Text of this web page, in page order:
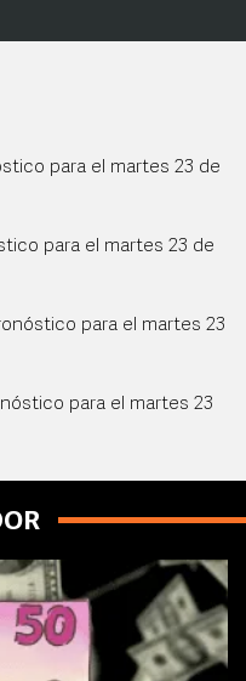
para el martes 23 de
para el martes 23 de
para el martes 23
para el martes 23